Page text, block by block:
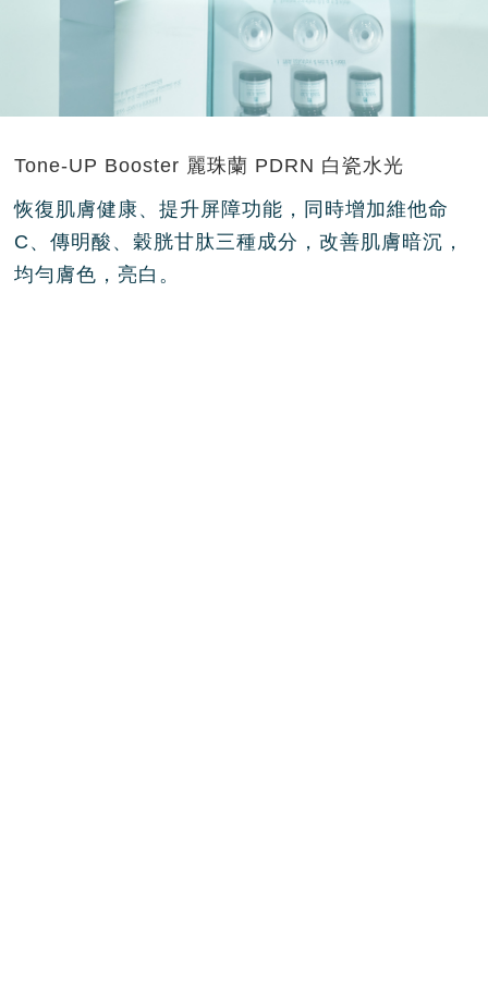
Tone-UP Booster 麗珠蘭 PDRN 白瓷水光
恢復肌膚健康、提升屏障功能，同時增加維他命
C、傳明酸、穀胱甘肽三種成分，改善肌膚暗沉，
均勻膚色，亮白。